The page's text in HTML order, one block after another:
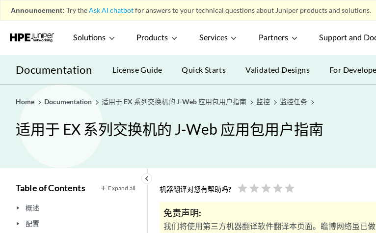
Announcement: Try theAsk AI chatbotfor answers to your technical questions about Juniper products and solutions.
Solutions Products Services Partners Support and
Documentation License Guide Quick Starts Validated Designs For
Home Documentation 适用于 EX 系列交换机的 J-Web 应用包用户指南 监控 监控任务
适用于 EX 系列交换机的 J-Web 应用包用户指南
keyboard_arrow_left
Table of Contents Expand all
play_arrow 概述
play_arrow 配置
机器翻译对您有帮助吗? star star star star star
免责声明:
我们将使用第三方机器翻译软件翻译本页面。瞻博网络虽已